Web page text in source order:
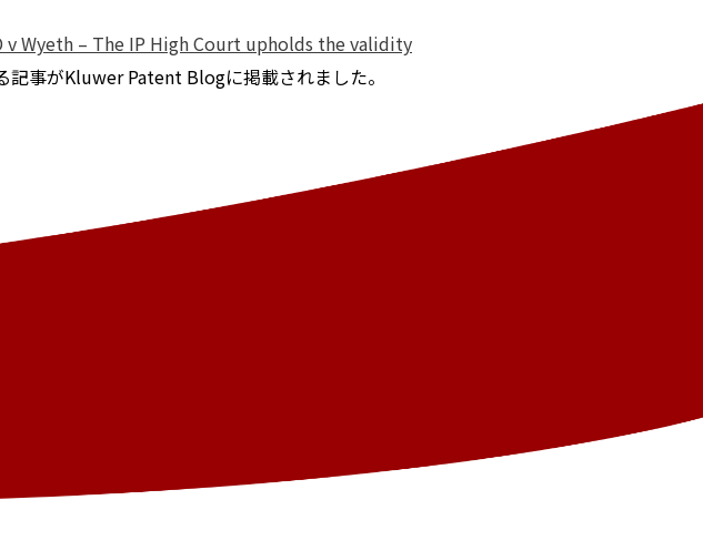
v Wyeth – The IP High Court upholds the validity
記事がKluwer Patent Blogに掲載されました。